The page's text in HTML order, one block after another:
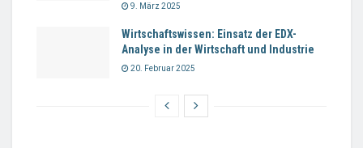
9. März 2025
Wirtschaftswissen: Einsatz der EDX-
Analyse in der Wirtschaft und Industrie
20. Februar 2025